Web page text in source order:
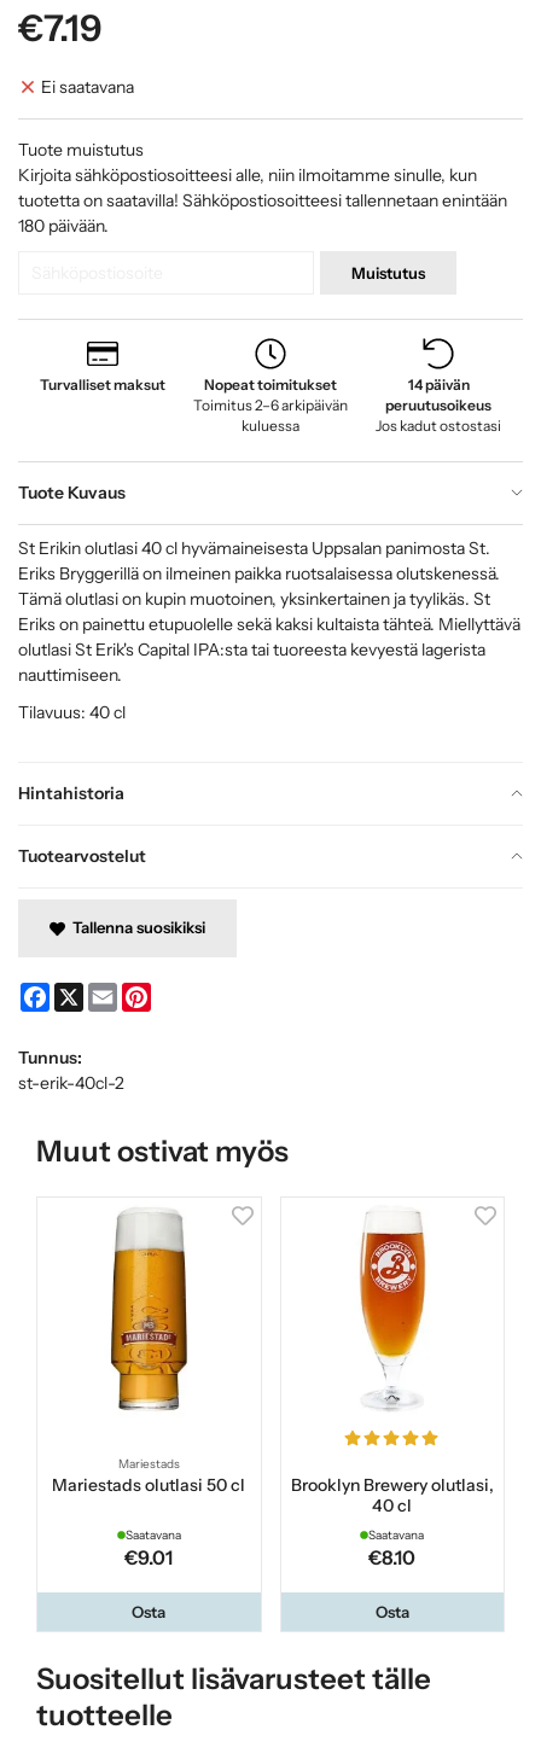
€7.19
Ei saatavana
Tuote muistutus
Kirjoita sähköpostiosoitteesi alle, niin ilmoitamme sinulle, kun
tuotetta on saatavilla! Sähköpostiosoitteesi tallennetaan enintään
180 päivään.
Muistutus
Turvalliset maksut
Nopeat toimitukset
Toimitus 2–6 arkipäivän
kuluessa
14 päivän
peruutusoikeus
Jos kadut ostostasi
Tuote Kuvaus
Hintahistoria
Tuotearvostelut
St Erikin olutlasi 40 cl hyvämaineisesta Uppsalan panimosta St.
Eriks Bryggerillä on ilmeinen paikka ruotsalaisessa olutskenessä.
Tämä olutlasi on kupin muotoinen, yksinkertainen ja tyylikäs. St
Eriks on painettu etupuolelle sekä kaksi kultaista tähteä. Miellyttävä
olutlasi St Erik's Capital IPA:sta tai tuoreesta kevyestä lagerista
nauttimiseen.
Tilavuus: 40 cl
Tallenna suosikiksi
Facebook
X Email
Tunnus:
st-erik-40cl-2
Muut ostivat myös
Mariestads
Mariestads olutlasi 50 cl
Saatavana
€9.01
Osta
Brooklyn Brewery olutlasi,
40 cl
Saatavana
€8.10
Osta
Suositellut lisävarusteet tälle
tuotteelle